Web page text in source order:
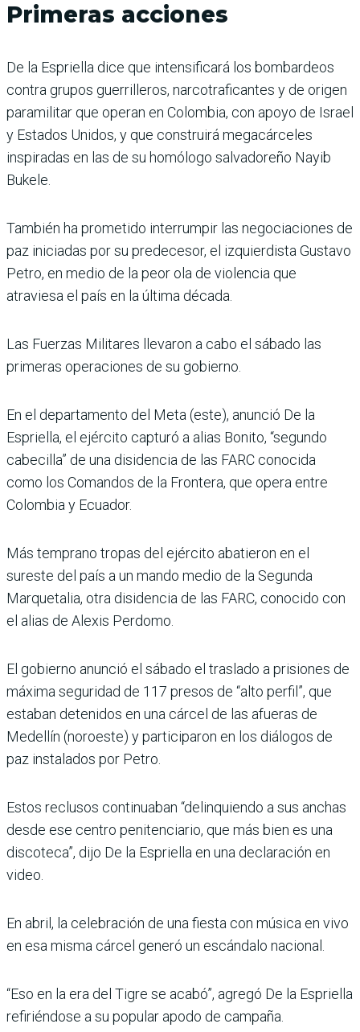
Primeras acciones
De la Espriella dice que intensificará los bombardeos
contra grupos guerrilleros, narcotraficantes y de origen
paramilitar que operan en Colombia, con apoyo de Israel
y Estados Unidos, y que construirá megacárceles
inspiradas en las de su homólogo salvadoreño Nayib
Bukele.
También ha prometido interrumpir las negociaciones de
paz iniciadas por su predecesor, el izquierdista Gustavo
Petro, en medio de la peor ola de violencia que
atraviesa el país en la última década.
Las Fuerzas Militares llevaron a cabo el sábado las
primeras operaciones de su gobierno.
En el departamento del Meta (este), anunció De la
Espriella, el ejército capturó a alias Bonito, “segundo
cabecilla” de una disidencia de las FARC conocida
como los Comandos de la Frontera, que opera entre
Colombia y Ecuador.
Más temprano tropas del ejército abatieron en el
sureste del país a un mando medio de la Segunda
Marquetalia, otra disidencia de las FARC, conocido con
el alias de Alexis Perdomo.
El gobierno anunció el sábado el traslado a prisiones de
máxima seguridad de 117 presos de “alto perfil”, que
estaban detenidos en una cárcel de las afueras de
Medellín (noroeste) y participaron en los diálogos de
paz instalados por Petro.
Estos reclusos continuaban “delinquiendo a sus anchas
desde ese centro penitenciario, que más bien es una
discoteca”, dijo De la Espriella en una declaración en
video.
En abril, la celebración de una fiesta con música en vivo
en esa misma cárcel generó un escándalo nacional.
“Eso en la era del Tigre se acabó”, agregó De la Espriella
refiriéndose a su popular apodo de campaña.